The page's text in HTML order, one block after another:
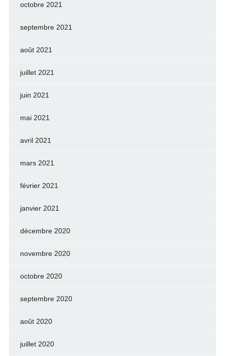
octobre 2021
septembre 2021
août 2021
juillet 2021
juin 2021
mai 2021
avril 2021
mars 2021
février 2021
janvier 2021
décembre 2020
novembre 2020
octobre 2020
septembre 2020
août 2020
juillet 2020